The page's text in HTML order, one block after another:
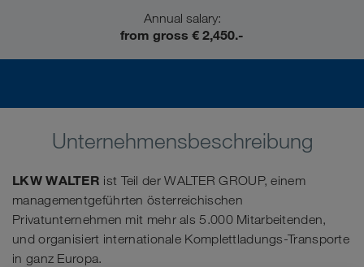
Annual salary:
from gross € 2,450.-
Unternehmensbeschreibung
LKW WALTER ist Teil der WALTER GROUP, einem
managementgeführten österreichischen
Privatunternehmen mit mehr als 5.000 Mitarbeitenden,
und organisiert internationale Komplettladungs-Transporte
in ganz Europa.